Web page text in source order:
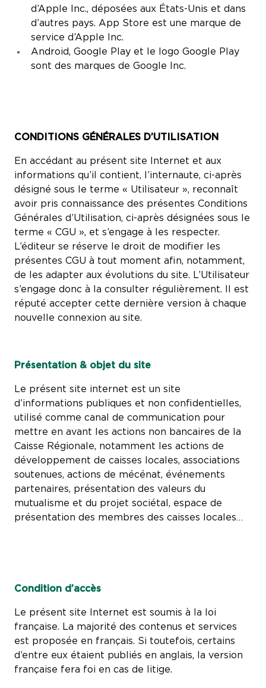
d’Apple Inc., déposées aux États-Unis et dans
d’autres pays. App Store est une marque de
service d’Apple Inc.
Android, Google Play et le logo Google Play
sont des marques de Google Inc.
CONDITIONS GÉNÉRALES D’UTILISATION
En accédant au présent site Internet et aux
informations qu’il contient, l’internaute, ci-après
désigné sous le terme « Utilisateur », reconnaît
avoir pris connaissance des présentes Conditions
Générales d’Utilisation, ci-après désignées sous le
terme « CGU », et s’engage à les respecter.
L’éditeur se réserve le droit de modifier les
présentes CGU à tout moment afin, notamment,
de les adapter aux évolutions du site. L’Utilisateur
s’engage donc à la consulter régulièrement. Il est
réputé accepter cette dernière version à chaque
nouvelle connexion au site.
Présentation & objet du site
Le présent site internet est un site
d’informations publiques et non confidentielles,
utilisé comme canal de communication pour
mettre en avant les actions non bancaires de la
Caisse Régionale, notamment les actions de
développement de caisses locales, associations
soutenues, actions de mécénat, événements
partenaires, présentation des valeurs du
mutualisme et du projet sociétal, espace de
présentation des membres des caisses locales…
Condition d’accès
Le présent site Internet est soumis à la loi
française. La majorité des contenus et services
est proposée en français. Si toutefois, certains
d’entre eux étaient publiés en anglais, la version
française fera foi en cas de litige.